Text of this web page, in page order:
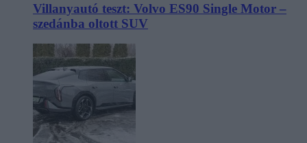
Villanyautó teszt: Volvo ES90 Single Motor –
szedánba oltott SUV